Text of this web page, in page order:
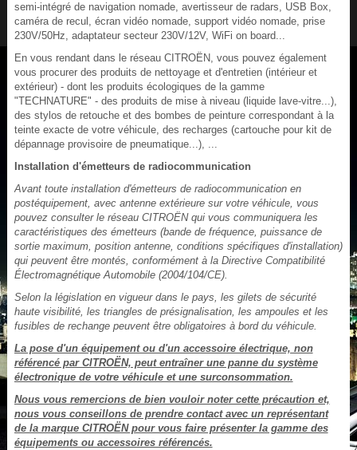
semi-intégré de navigation nomade, avertisseur de radars, USB Box,
caméra de recul, écran vidéo nomade, support vidéo nomade, prise
230V/50Hz, adaptateur secteur 230V/12V, WiFi on board...
En vous rendant dans le réseau CITROËN, vous pouvez également
vous procurer des produits de nettoyage et d'entretien (intérieur et
extérieur) - dont les produits écologiques de la gamme
"TECHNATURE" - des produits de mise à niveau (liquide lave-vitre...),
des stylos de retouche et des bombes de peinture correspondant à la
teinte exacte de votre véhicule, des recharges (cartouche pour kit de
dépannage provisoire de pneumatique...), ...
Installation d'émetteurs de radiocommunication
Avant toute installation d'émetteurs de radiocommunication en
postéquipement, avec antenne extérieure sur votre véhicule, vous
pouvez consulter le réseau CITROËN qui vous communiquera les
caractéristiques des émetteurs (bande de fréquence, puissance de
sortie maximum, position antenne, conditions spécifiques d'installation)
qui peuvent être montés, conformément à la Directive Compatibilité
Électromagnétique Automobile (2004/104/CE).
Selon la législation en vigueur dans le pays, les gilets de sécurité
haute visibilité, les triangles de présignalisation, les ampoules et les
fusibles de rechange peuvent être obligatoires à bord du véhicule.
La pose d'un équipement ou d'un accessoire électrique, non
référencé par CITROËN, peut entraîner une panne du système
électronique de votre véhicule et une surconsommation.
Nous vous remercions de bien vouloir noter cette précaution et,
nous vous conseillons de prendre contact avec un représentant
de la marque CITROËN pour vous faire présenter la gamme des
équipements ou accessoires référencés.